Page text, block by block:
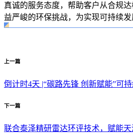
真诚的服务态度，帮助客户从合规
益严峻的环保挑战，为实现可持续发
上一篇
倒计时4天 |“碳路先锋 创新赋能”可
下一篇
联合泰泽精研雷达环评技术，赋能